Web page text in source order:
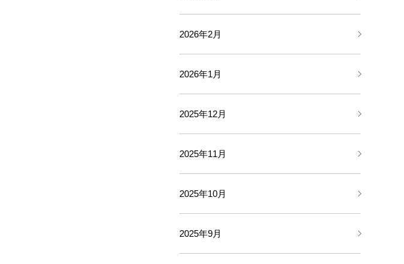
2026年2月
2026年1月
2025年12月
2025年11月
2025年10月
2025年9月